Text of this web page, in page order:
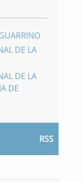
DE LA
DE LA
DE
RSS